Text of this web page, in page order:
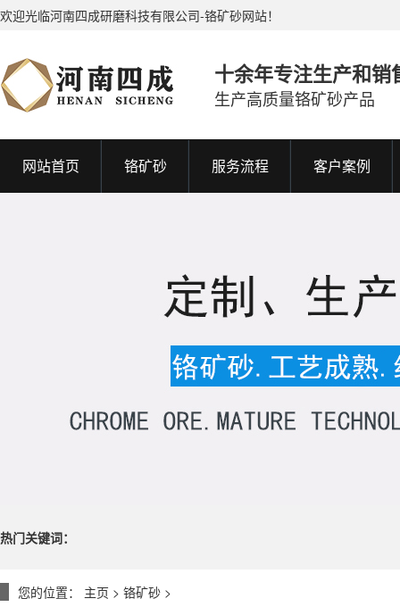
欢迎光临河南四成研磨科技有限公司-铬矿砂网站！
十余年专注生产和销
生产高质量铬矿砂产品
网站首页 铬矿砂 服务流程 客户案例
热门关键词：
您的位置： 主页 > 铬矿砂 >